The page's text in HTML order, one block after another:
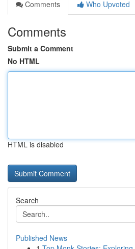
Comments
Who Upvoted
Comments
Submit a Comment
No HTML
HTML is disabled
Search
Published News